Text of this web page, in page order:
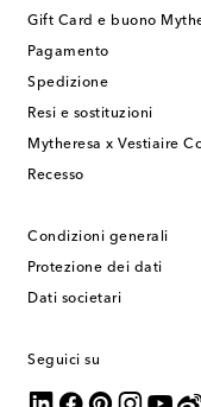
Gift Card e buono
Pagamento
Spedizione
Resi e sostituzioni
Mytheresa x Vestiaire
Recesso
Condizioni generali
Protezione dei dati
Dati societari
Seguici su